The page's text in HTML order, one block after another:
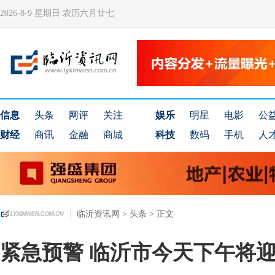
2026-8-9 星期日 农历六月廿七
信息 头条 网评
关注
财经
商讯 金融 商城
娱乐 明星 电影
公
科技
数码 手机 人
临沂资讯网 > 头条 > 正文
紧急预警 临沂市今天下午将